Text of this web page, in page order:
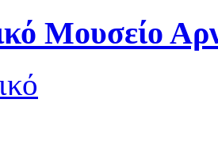
Μουσείο